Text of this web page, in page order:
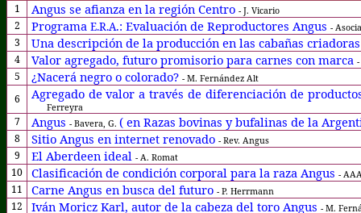
1 Angus se afianza en la región Centro - J. Vicario
2 Programa E.R.A.: Evaluación de Reproductores Angus -
3 Una descripción de la producción en las cabañas
4 Valor agregado, futuro promisorio para carnes con marca
5 ¿Nacerá negro o colorado? - M. Fernández Alt
6 Agregado de valor a través de diferenciación de
Ferreyra
7 Angus - Bavera, G. ( en Razas bovinas y bufalinas de la
8 Sitio Angus en internet renovado - Rev. Angus
9 El Aberdeen ideal - A. Romat
10 Clasificación de condición corporal para la raza Angus -
11 Carne Angus en busca del futuro - P. Herrmann
12 Iván Moricz Karl, autor de la cabeza del toro Angus - M.